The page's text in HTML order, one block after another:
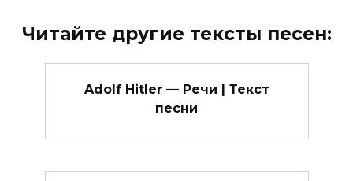
Читайте другие тексты песен:
Adolf Hitler — Речи | Текст
песни